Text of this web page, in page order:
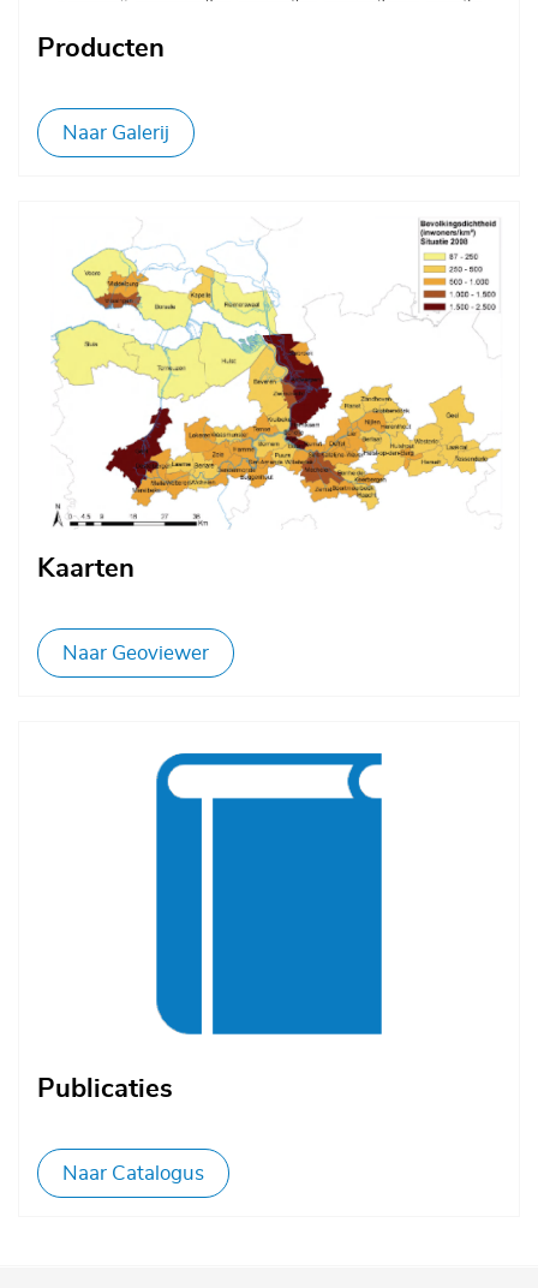
Producten
Naar Galerij
Kaarten
Naar Geoviewer
Publicaties
Naar Catalogus